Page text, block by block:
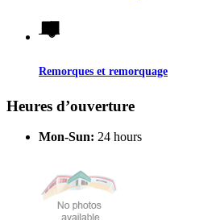
Remorques et remorquage
Heures d’ouverture
Mon-Sun: 24 hours